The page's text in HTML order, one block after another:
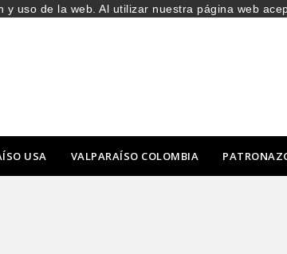
USA VALPARAÍSO COLOMBIA
uso de la web. Al utilizar nuestra página web